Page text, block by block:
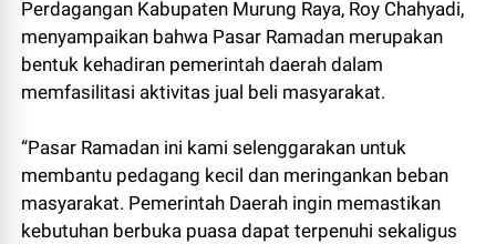
Perdagangan Kabupaten Murung Raya, Roy Chahyadi,
menyampaikan bahwa Pasar Ramadan merupakan
bentuk kehadiran pemerintah daerah dalam
memfasilitasi aktivitas jual beli masyarakat.
“Pasar Ramadan ini kami selenggarakan untuk
membantu pedagang kecil dan meringankan beban
masyarakat. Pemerintah Daerah ingin memastikan
kebutuhan berbuka puasa dapat terpenuhi sekaligus